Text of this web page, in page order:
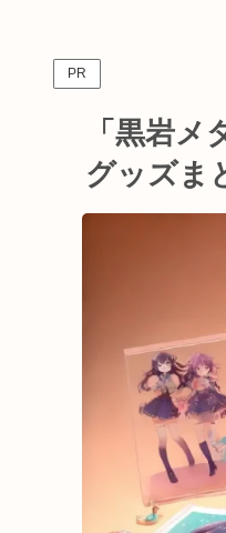
PR
「黒岩
グッズま